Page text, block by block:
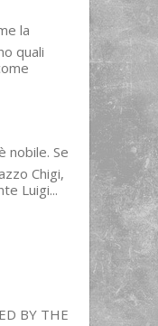
la
quali
nobile. Se
Chigi,
Luigi...
BY THE